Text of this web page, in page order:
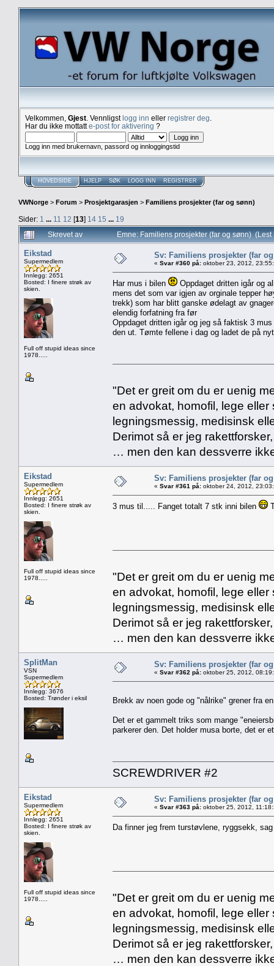
Velkommen, Gjest . Vennligstlogg inn eller registrer deg
Har du ikke mottatte-post for aktivering ?
Logg inn med brukernavn, passord og innloggingstid
HOVEDSIDE HJELP SØK LOGG INN REGISTRER
VWNorge > Forum > Prosjektgarasjen > Familiens prosjekter (far og sønn)
Sider: 1 ... 11 12 [13] 14 15 ... 19
Skrevet av
Emne: Familiens prosjekter (far og sønn)
Eikstad
Supermedlem
Innlegg: 2651
Bosted: I finere strøk av
skien.
Full off stupid ideas since
1978.....
Sv: Familiens prosjekter (far
« Svar #360 på: oktober 23, 2012,
Har mus i bilen
Oppdaget dritten igår og
mens det som var igjen av orginale tepper
trekk) som har blitt ganske ødelagt av
elendig forfatning fra før
Oppdaget dritten igår og jeg så faktisk 3
den ut. Tømte fellene i dag og ladet de på
"Det er greit om du er uenig
en advokat, homofil, lege
legningsmessig, medisinsk
Derimot så er jeg
… men den kan dessverre
Eikstad
Supermedlem
Innlegg: 2651
Bosted: I finere strøk av
skien.
Full off stupid ideas since
1978.....
Sv: Familiens prosjekter (far
« Svar #361 på: oktober 24, 2012,
3 mus til..... Fanget totalt 7 stk inni bilen
"Det er greit om du er uenig
en advokat, homofil, lege
legningsmessig, medisinsk
Derimot så er jeg
… men den kan dessverre
SplitMan
VSN
Supermedlem
Innlegg: 3676
Bosted: Trønder i eksil
Sv: Familiens prosjekter (far
« Svar #362 på: oktober 25, 2012,
Brekk av noen gode og "nålrike" grener fra
Det er et gammelt triks som mange
parkerer den. Det holder musa borte, det er
SCREWDRIVER #2
Eikstad
Supermedlem
Innlegg: 2651
Bosted: I finere strøk av
skien.
Full off stupid ideas since
1978.....
Sv: Familiens prosjekter (far
« Svar #363 på: oktober 25, 2012,
Da finner jeg frem turstøvlene, ryggsekk,
"Det er greit om du er uenig
en advokat, homofil, lege
legningsmessig, medisinsk
Derimot så er jeg
… men den kan dessverre